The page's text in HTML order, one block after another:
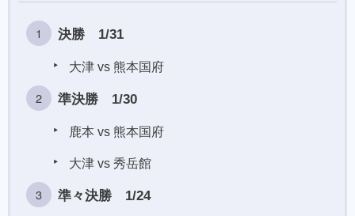
決勝 1/31
大津 vs 熊本国府
準決勝 1/30
鹿本 vs 熊本国府
大津 vs 秀岳館
準々決勝 1/24